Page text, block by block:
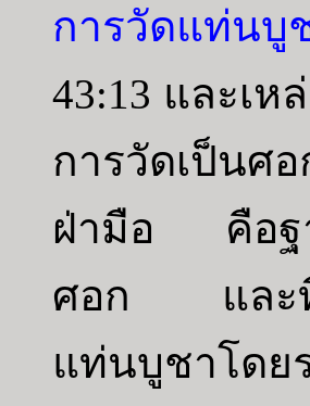
การวัดแท่นบู
43:13 และเ
การวัดเป็นศ
ฝ่ามือ คือฐา
ศอก และที่
แท่นบูชาโดย